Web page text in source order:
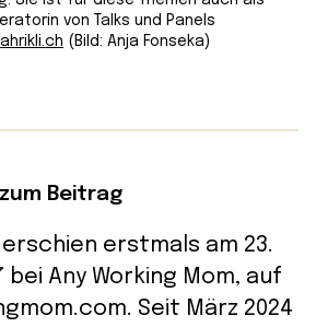
von Talks und Panels
(Bild: Anja Fonseka)
Beitrag
erstmals am 23.
bei Any Working Mom, auf
Seit März 2024